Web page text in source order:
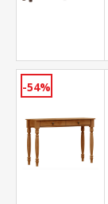
-54%